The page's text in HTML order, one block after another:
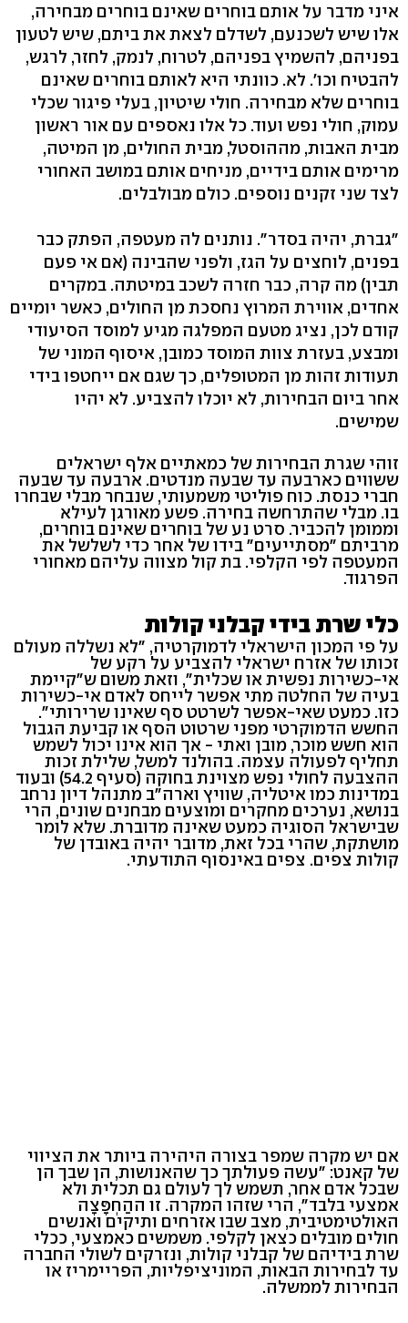
איני מדבר על אותם בוחרים שאינם בוחרים מבחירה,
אלו שיש לשכנעם, לשדלם לצאת את ביתם, שיש לטעון
בפניהם, להשמיץ בפניהם, לטרוח, לנמק, לחזר, לרגש,
להבטיח וכו'. לא. כוונתי היא לאותם בוחרים שאינם
בוחרים שלא מבחירה. חולי שיטיון, בעלי פיגור שכלי
עמוק, חולי נפש ועוד. כל אלו נאספים עם אור ראשון
מבית האבות, מההוסטל, מבית החולים, מן המיטה,
מרימים אותם בידיים, מניחים אותם במושב האחורי
לצד שני זקנים נוספים. כולם מבולבלים.
"גברת, יהיה בסדר". נותנים לה מעטפה, הפתק כבר
בפנים, לוחצים על הגז, ולפני שהבינה (אם אי פעם
תבין) מה קרה, כבר חזרה לשכב במיטתה. במקרים
אחדים, אווירת המרוץ נחסכת מן החולים, כאשר יומיים
קודם לכן, נציג מטעם המפלגה מגיע למוסד הסיעודי
ומבצע, בעזרת צוות המוסד כמובן, איסוף המוני של
תעודות זהות מן המטופלים, כך שגם אם ייחטפו בידי
אחר ביום הבחירות, לא יוכלו להצביע. לא יהיו
שמישים.
זוהי שגרת הבחירות של כמאתיים אלף ישראלים
ששווים כארבעה עד שבעה מנדטים. ארבעה עד שבעה
חברי כנסת. כוח פוליטי משמעותי, שנבחר מבלי שבחרו
בו. מבלי שהתרחשה בחירה. פשע מאורגן לעילא
וממומן להכביר. סרט נע של בוחרים שאינם בוחרים,
מרביתם "מסתייעים" בידו של אחר כדי לשלשל את
המעטפה לפי הקלפי. בת קול מצווה עליהם מאחורי
הפרגוד.
כלי שרת בידי קבלני קולות
על פי המכון הישראלי לדמוקרטיה, "לא נשללה מעולם
זכותו של אזרח ישראלי להצביע על רקע של
אי-כשירות נפשית או שכלית", וזאת משום ש"קיימת
בעיה של החלטה מתי אפשר לייחס לאדם אי-כשירות
כזו. כמעט שאי-אפשר לשרטט סף שאינו שרירותי".
החשש הדמוקרטי מפני שרטוט הסף או קביעת הגבול
הוא חשש מוכר, מובן ואתי - אך הוא אינו יכול לשמש
תחליף לפעולה עצמה. בהולנד למשל, שלילת זכות
ההצבעה לחולי נפש מצוינת בחוקה (סעיף 54.2) ובעוד
במדינות כמו איטליה, שוויץ וארה"ב מתנהל דיון נרחב
בנושא, נערכים מחקרים ומוצעים מבחנים שונים, הרי
שבישראל הסוגיה כמעט שאינה מדוברת. שלא לומר
מושתקת, שהרי בכל זאת, מדובר יהיה באובדן של
קולות צפים. צפים באינסוף התודעתי.
אם יש מקרה שמפר בצורה היהירה ביותר את הציווי
של קאנט: "עשה פעולתך כך שהאנושות, הן שבך הן
שבכל אדם אחר, תשמש לך לעולם גם תכלית ולא
אמצעי בלבד", הרי שזהו המקרה. זו ההַחְפָּצָה
האולטימטיבית, מצב שבו אזרחים ותיקים ואנשים
חולים מובלים כצאן לקלפי. משמשים כאמצעי, ככלי
שרת בידיהם של קבלני קולות, ונזרקים לשולי החברה
עד לבחירות הבאות, המוניציפליות, הפריימריז או
הבחירות לממשלה.